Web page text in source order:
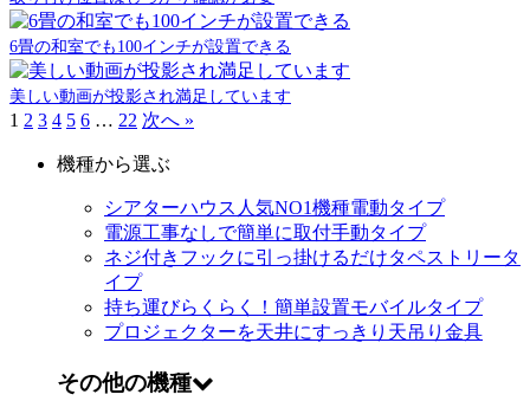
6畳の和室でも100インチが設置できる
美しい動画が投影され満足しています
1 2 3 4 5 6 … 22 次へ »
機種から選ぶ
シアターハウス人気NO1機種電動タイプ
電源工事なしで簡単に取付手動タイプ
ネジ付きフックに引っ掛けるだけタペストリータ
イプ
持ち運びらくらく！簡単設置モバイルタイプ
プロジェクターを天井にすっきり 天吊り金具
その他の機種